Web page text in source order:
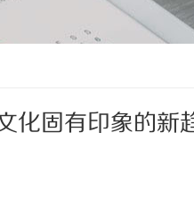
化固有印象的新